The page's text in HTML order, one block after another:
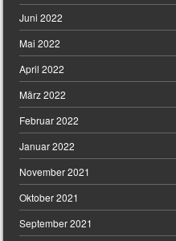
Juni 2022
Mai 2022
April 2022
März 2022
Februar 2022
Januar 2022
November 2021
Oktober 2021
September 2021